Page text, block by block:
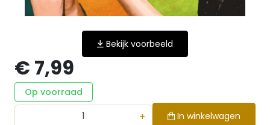
Bekijk voorbeeld
€ 7,99
Op voorraad
+ In winkelwagen